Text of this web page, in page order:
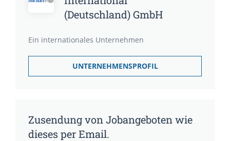
(Deutschland) GmbH
Ein internationales Unternehmen
UNTERNEHMENSPROFIL
Zusendung von Jobangeboten wie
dieses per Email.